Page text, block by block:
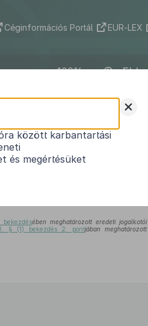
Céginformációs Portál EUR-LEX
ELI
testületének
a közlekedés
ében meghatározott eredeti jogalkotói
§ (1) bekezdés 2. pontjában meghatározott
+
között karbantartási
és megértésüket